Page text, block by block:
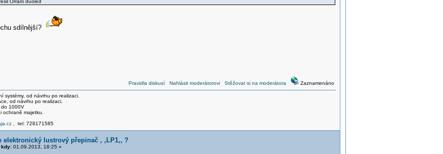
Orram duoled
sdílnější?
Pravidla diskusí Nahlásit moderátorovi Stěžovat si na moderátora Zaznamenáno
systémy, od návrhu po realizaci.
od návrhu po realizaci.
do 1000V
ochraně majetku.
, tel: 728171585
elektronický lustrový přepinač , ,LP1,, ?
kdy:01.09.2013, 18:25 »